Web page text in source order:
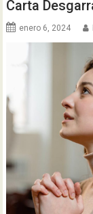
Carta
enero 6, 2024